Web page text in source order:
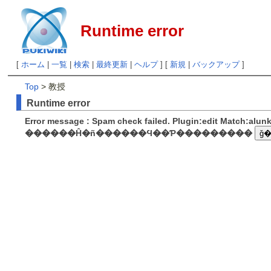
Runtime error
[ ホーム 一覧 検索| 最終更新| ヘルプ] [ 新規| バックアップ]
Top > 教授
Runtime error
Error message : Spam check failed. Plugin:edit
������Ĥ�ñ������Ϥ��Ƥ���������